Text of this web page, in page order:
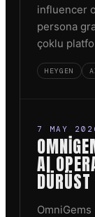
influencer
persona
çoklu
HEYGEN
7 MAY
AI